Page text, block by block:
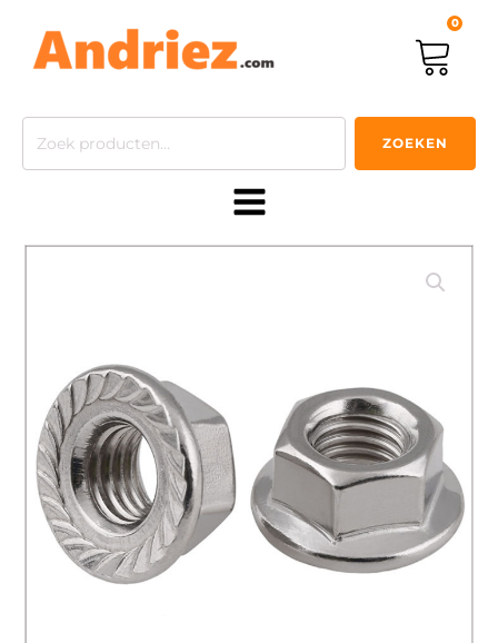
0
Zoeken
ZOEKEN